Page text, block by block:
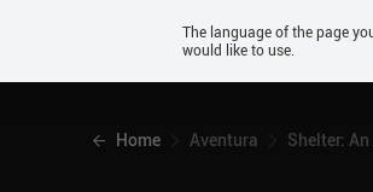
Android
Home Aventura Shelter:
The language of the page
would like to use.